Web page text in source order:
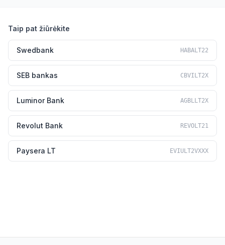
Taip pat žiūrėkite
Swedbank HABALT22
SEB bankas CBVILT2X
Luminor Bank AGBLLT2X
Revolut Bank REVOLT21
Paysera LT EVIULT2VXXX